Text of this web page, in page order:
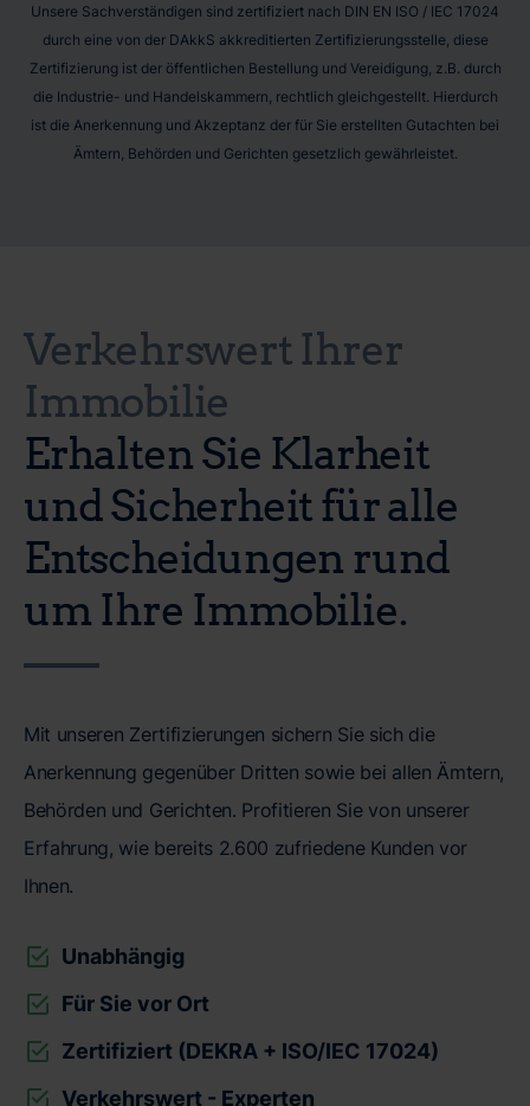
Unsere Sachverständigen sind zertifiziert nach DIN EN ISO / IEC 17024
durch eine von der DAkkS akkreditierten Zertifizierungsstelle, diese
Zertifizierung ist der öffentlichen Bestellung und Vereidigung, z.B. durch
die Industrie- und Handelskammern, rechtlich gleichgestellt. Hierdurch
ist die Anerkennung und Akzeptanz der für Sie erstellten Gutachten bei
Ämtern, Behörden und Gerichten gesetzlich gewährleistet.
Verkehrswert Ihrer
Immobilie
Erhalten Sie Klarheit
und Sicherheit für alle
Entscheidungen rund
um Ihre Immobilie.
Mit unseren Zertifizierungen sichern Sie sich die
Anerkennung gegenüber Dritten sowie bei allen Ämtern,
Behörden und Gerichten. Profitieren Sie von unserer
Erfahrung, wie bereits 2.600 zufriedene Kunden vor
Ihnen.
Unabhängig
Für Sie vor Ort
Zertifiziert (DEKRA + ISO/IEC 17024)
Verkehrswert - Experten